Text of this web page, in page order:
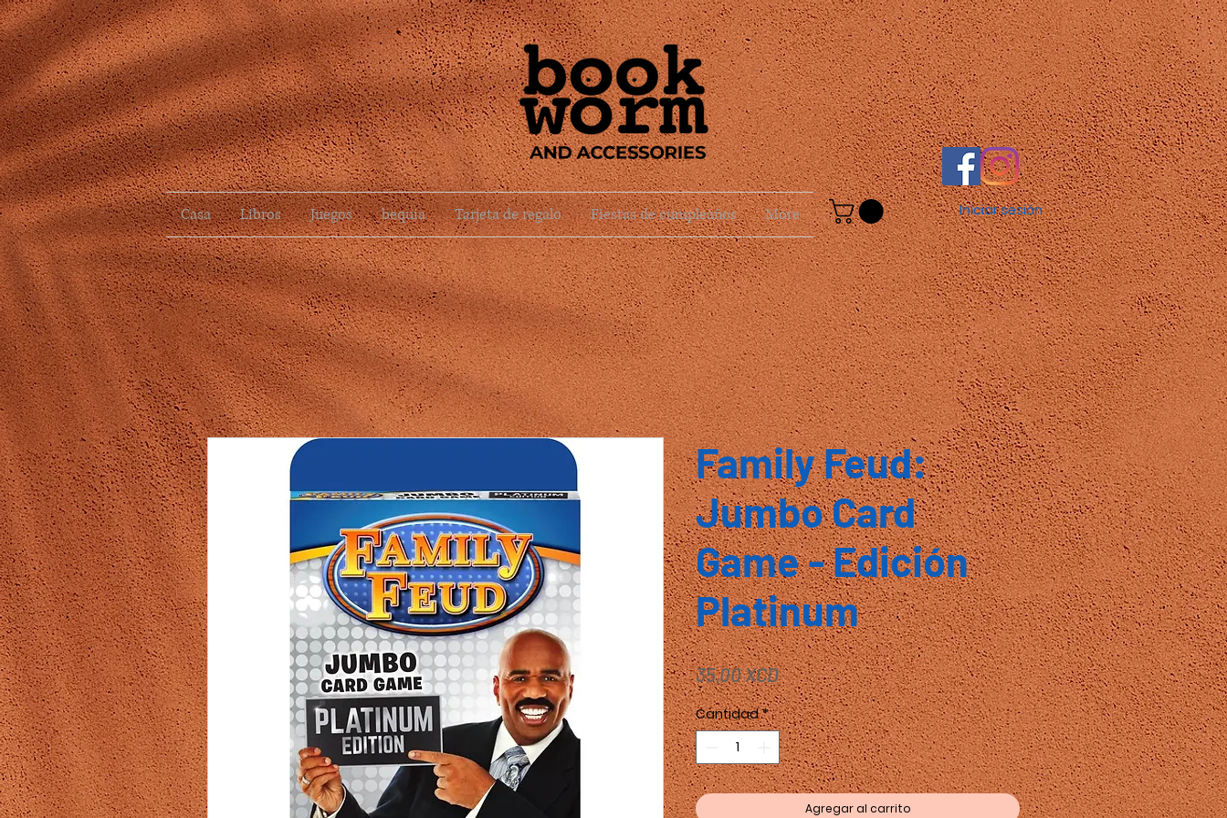
Casa Libros Juegos bequia Tarjeta de regalo Fiestas de cumpleaños More Iniciar sesión
Family Feud:
Jumbo Card
Game - Edición
Platinum
35,00 XCDPrecio
Cantidad *
Agregar al carrito